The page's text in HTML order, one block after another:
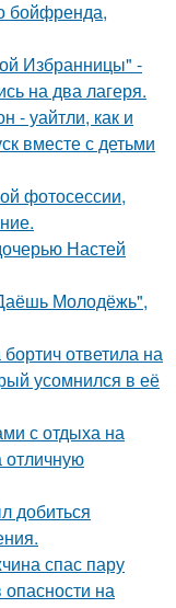
бойфренда,
Избранницы" -
на два лагеря.
- уайтли, как и
вместе с детьми
фотосессии,
Настей
Молодёжь",
ответила на
усомнился в её
с отдыха на
отличную
добиться
спас пару
на